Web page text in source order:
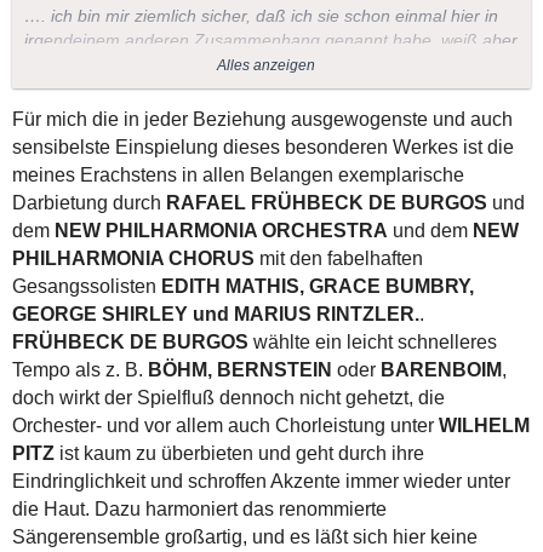
…. ich bin mir ziemlich sicher, daß ich sie schon einmal hier in
irgendeinem anderen Zusammenhang genannt habe, weiß aber
Wie auch immer, man verliert ab und an die Übersicht, denn die
Aufnahme wird in der Tat von mir hoch geschätzt. Gut, daß Du
sie wieder ins Gespräch gebracht hast!
Ehrlich gesagt, das ist mir gar nicht aufgefallen! Wenn Du willst,
kannst Du das aber noch korrigieren. Rufe den Beitrag auf und
klicke auf "ändern", dann kannst Du aus dem Ü leicht ein I
machen.
Liebe Grüße ins hoffentlich recht angenehme Málaga (hier ist
typisches November-Wetter),
Nemorino
Alles anzeigen
Für mich die in jeder Beziehung ausgewogenste und auch
sensibelste Einspielung dieses besonderen Werkes ist die
meines Erachstens in allen Belangen exemplarische
Darbietung durch RAFAEL FRÜHBECK DE BURGOS und
dem NEW PHILHARMONIA ORCHESTRA und dem NEW
PHILHARMONIA CHORUS mit den fabelhaften
Gesangssolisten EDITH MATHIS, GRACE BUMBRY,
GEORGE SHIRLEY und MARIUS RINTZLER..
FRÜHBECK DE BURGOS wählte ein leicht schnelleres
Tempo als z. B. BÖHM, BERNSTEIN oder BARENBOIM,
doch wirkt der Spielfluß dennoch nicht gehetzt, die
Orchester- und vor allem auch Chorleistung unter WILHELM
PITZ ist kaum zu überbieten und geht durch ihre
Eindringlichkeit und schroffen Akzente immer wieder unter
die Haut. Dazu harmoniert das renommierte
Sängerensemble großartig, und es läßt sich hier keine